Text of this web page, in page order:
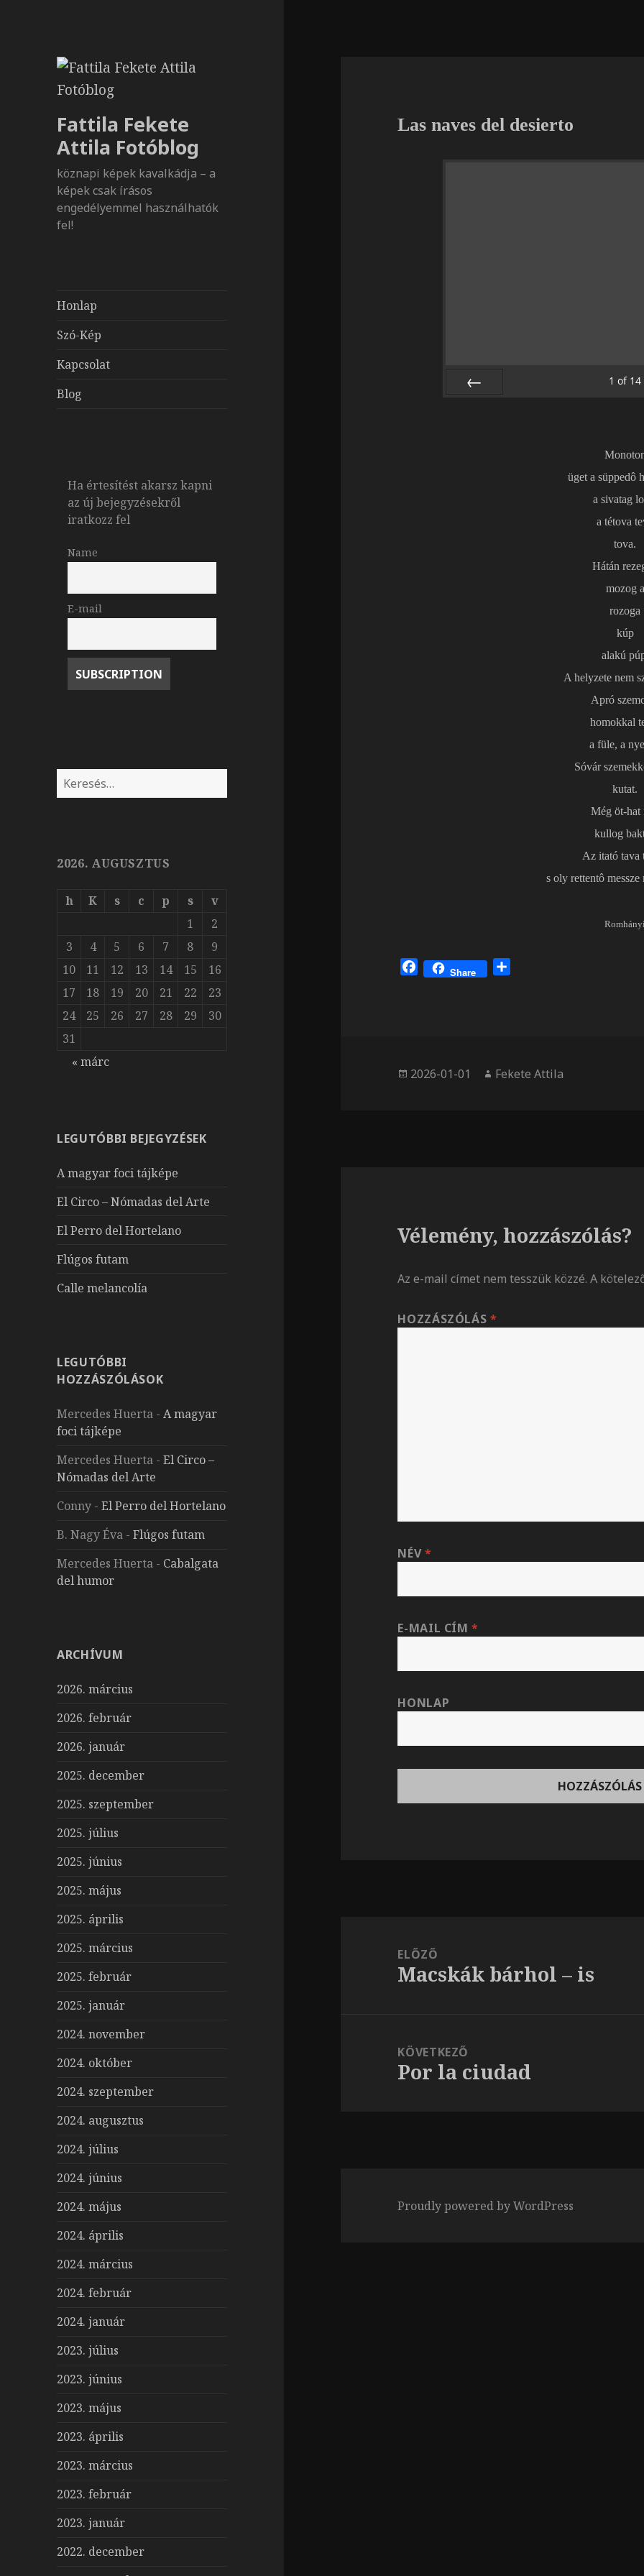
Fattila Fekete
Attila Fotóblog
köznapi képek kavalkádja – a
képek csak írásos
engedélyemmel használhatók
fel!
Honlap
Szó-Kép
Kapcsolat
Blog
Ha értesítést akarsz kapni
az új bejegyzésekről
iratkozz fel
Name
E-mail
Keresés:
2026. AUGUSZTUS
h K s c p s
v
1
2
3
4 5 6 7 8
9
10
11 12 13 14 15
16
17
18 19 20 21 22
23
24
25 26 27 28 29
30
31
« márc
LEGUTÓBBI BEJEGYZÉSEK
A magyar foci tájképe
El Circo – Nómadas del Arte
El Perro del Hortelano
Flúgos futam
Calle melancolía
LEGUTÓBBI
HOZZÁSZÓLÁSOK
Mercedes Huerta -A magyar
foci tájképe
Mercedes Huerta -El Circo –
Nómadas del Arte
Conny -El Perro del Hortelano
B. Nagy Éva -Flúgos futam
Mercedes Huerta - Cabalgata
del humor
ARCHÍVUM
2026. március
2026. február
2026. január
2025. december
2025. szeptember
2025. július
2025. június
2025. május
2025. április
2025. március
2025. február
2025. január
2024. november
2024. október
2024. szeptember
2024. augusztus
2024. július
2024. június
2024. május
2024. április
2024. március
2024. február
2024. január
2023. július
2023. június
2023. május
2023. április
2023. március
2023. február
2023. január
2022. december
Las naves del desierto
1 of 14
üget a süppedô
a sivatag
a tétova
tova.
Hátán
mozog a
rozoga
kúp
alakú
A helyzete nem
Apró
homokkal
a füle, a
Sóvár
kutat.
Még öt-hat
kullog
Az itató tava
s oly rettentô messze
Romhányi
F
o
Share
e
Közzétéve
2026-01-01 Szerző
Fekete Attila
Vélemény, hozzászólás?
Az e-mail címet nem tesszük közzé. A
HOZZÁSZÓLÁS*
NÉV*
E-MAIL CÍM*
HONLAP
navigációELŐZŐ
Korábbi
Macskák bárhol – is
KÖVETKEZŐ
Következő
Por la ciudad
Proudly powered by WordPress